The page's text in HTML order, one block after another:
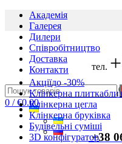
Академія
Галерея
Дилери
Cпівробітництво
Доставка
Контакти
Офіційний представник
тел.
0 / €0.00
+38
Акціїдо -30%
Клінкерна плитка
Клінкерна цегла
Клінкерна бруківка
Будівельні суміші
3D конфігуратор